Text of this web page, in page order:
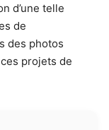
d’une telle
de
des photos
projets de